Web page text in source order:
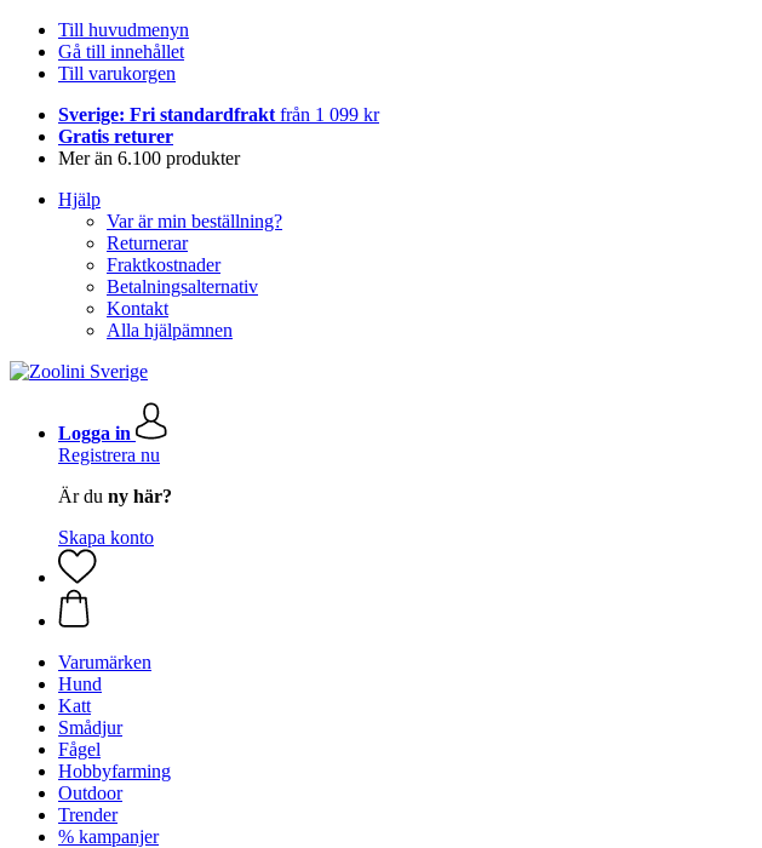
Till huvudmenyn
Gå till innehållet
Till varukorgen
Sverige: Fri standardfrakt från 1 099 kr
Gratis returer
Mer än 6.100 produkter
Hjälp
Var är min beställning?
Returnerar
Fraktkostnader
Betalningsalternativ
Kontakt
Alla hjälpämnen
Logga in
Registrera nu
Är du ny här?
Skapa konto
Varumärken
Hund
Katt
Smådjur
Fågel
Hobbyfarming
Outdoor
Trender
% kampanjer